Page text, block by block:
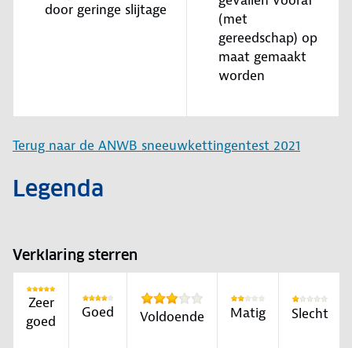
door geringe slijtage
(met
gereedschap) op
maat gemaakt
worden
Terug naar de ANWB sneeuwkettingentest 2021
Legenda
Verklaring sterren
Zeer
goed
Goed Voldoende Matig Slecht